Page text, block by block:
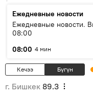
Ежедневные новости
Ежедневные новости.
08:00
08:00 4 мин
Кечээ Бүгүн
г. Бишкек 89.3